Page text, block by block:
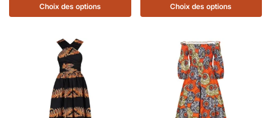
Choix des options Choix des options